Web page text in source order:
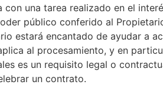
16M colores
y Teclado
Extraíble Li-Ion 2150 mAh
-
Interfaces
3.5mm jack
versión 4.0, A2DP
con una tarea realizado en el
público conferido al
estará encantado de ayudar a
al procesamiento, y en
es un requisito legal o
un contrato.